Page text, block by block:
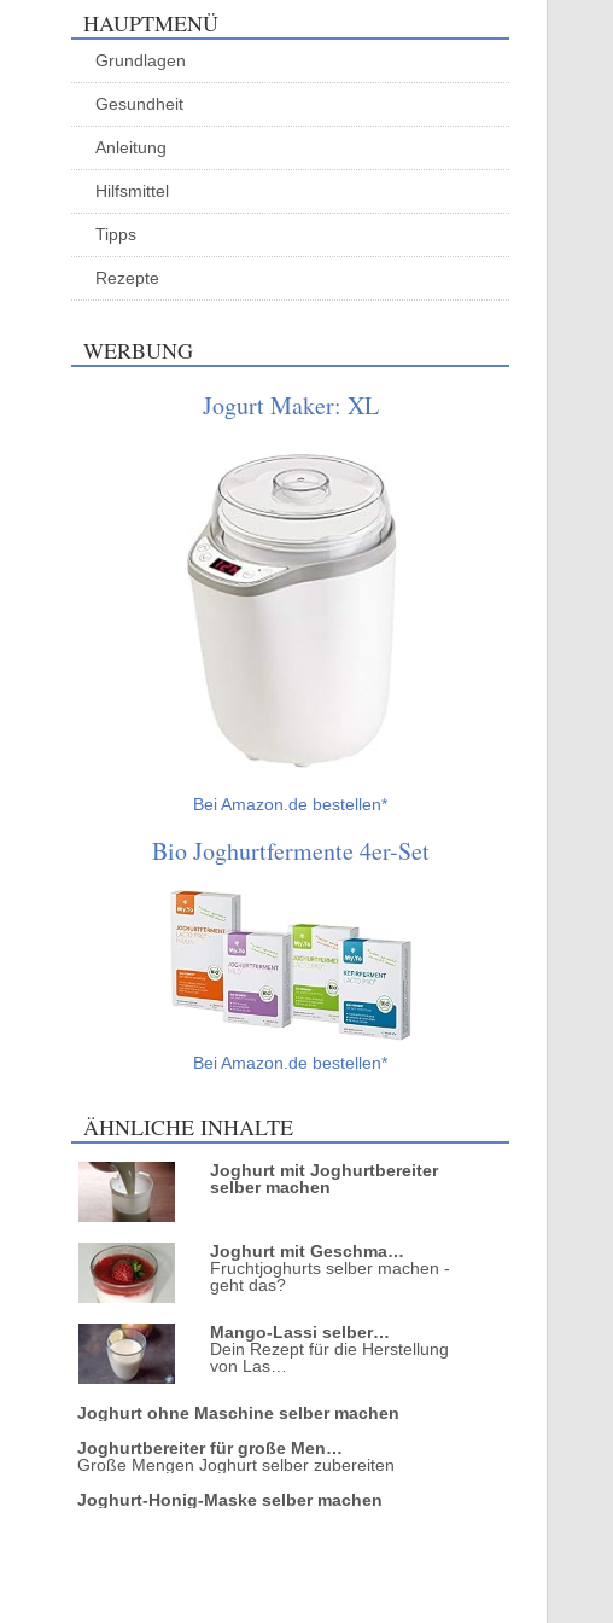
HAUPTMENÜ
Grundlagen
Gesundheit
Anleitung
Hilfsmittel
Tipps
Rezepte
WERBUNG
Jogurt Maker: XL
Bei Amazon.de bestellen*
Bio Joghurtfermente 4er-Set
Bei Amazon.de bestellen*
ÄHNLICHE INHALTE
Joghurt mit Joghurtbereiter
selber machen
Joghurt mit Geschma…
Fruchtjoghurts selber machen -
geht das?
Mango-Lassi selber…
Dein Rezept für die Herstellung
von Las…
Joghurt ohne Maschine selber machen
Joghurtbereiter für große Men…
Große Mengen Joghurt selber zubereiten
Joghurt-Honig-Maske selber machen